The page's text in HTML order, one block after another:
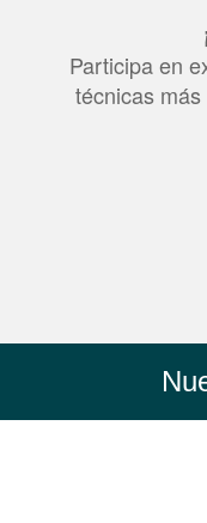
Participa en
técnicas